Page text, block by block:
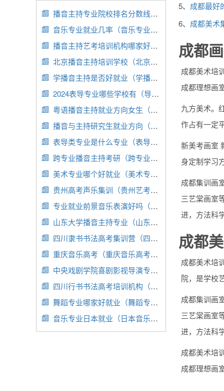
 播音主持专业院校排名分数线（播音主持专业院校排名分数线是多少）
 音乐专业就业几率（音乐专业生就业方向）
 播音主持艺考培训机构哪家好（播音主持艺考培训机构哪家好花溪区）
 北京播音主持培训学校（北京的播音主持学校）
 学播音主持是否好就业（学播音主持好就业吗?）
 2024表导专业哪些学校有（导表专业艺考考什么）
 粤语播音主持就业方向女生（粤语播音专业）
 播音与主持研究生就业方向（播音与主持研究生研究方向）
 表导类专业是什么专业（表导系毕业方向）
 跨专业播音主持考研（跨专业播音主持考研方向）
 美术专业哪个好就业（美术专业哪个就业前景好）
 贵州高考声乐集训（贵州艺考声乐）
 专业就业前景音乐表演好吗（音乐表演专业就业形势）
 山东大学播音主持专业（山东大学播音主持专业怎么样）
 四川隶书书法高考集训营（四届隶书展获奖作品）
 重庆音乐高考（重庆音乐高考培训）
 中央戏剧学院喜剧影视导演专业（中央戏剧学院电影电视系影视编导）
 四川行书书法高考培训机构（四川书法集训学校）
 舞蹈专业哪家好就业（舞蹈专业哪家好就业呢）
 音乐专业日本就业（日本音乐专业读大学）
5、 成都最好
6、 成都美术
成都
成都美术培
成都理想画
九方美术。
作占有一定
新美考画室
身定制学习
成都集训画
三艺棠画室
进，方法科
成都
成都美术培
院，是学校
成都集训画
三艺棠画室
进，方法科
成都美术培
成都理想画